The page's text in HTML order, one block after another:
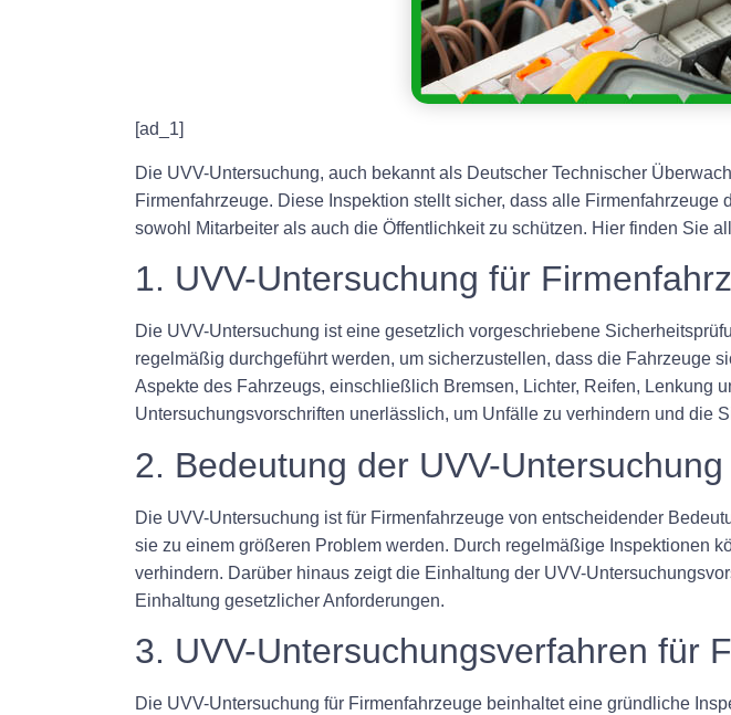
[ad_1]
Die UVV-Untersuchung, auch bekannt als Deutscher Technischer
Firmenfahrzeuge. Diese Inspektion stellt sicher, dass alle
sowohl Mitarbeiter als auch die Öffentlichkeit zu schützen. Hier finden Sie
1. UVV-Untersuchung für
Die UVV-Untersuchung ist eine gesetzlich vorgeschriebene
regelmäßig durchgeführt werden, um sicherzustellen, dass die Fahrzeuge
Aspekte des Fahrzeugs, einschließlich Bremsen, Lichter, Reifen, Lenkung
Untersuchungsvorschriften unerlässlich, um Unfälle zu verhindern und die
2. Bedeutung der UVV-
Die UVV-Untersuchung ist für Firmenfahrzeuge von entscheidender
sie zu einem größeren Problem werden. Durch regelmäßige Inspektionen
verhindern. Darüber hinaus zeigt die Einhaltung der UVV-
Einhaltung gesetzlicher Anforderungen.
3. UVV-Untersuchungsverfahren für
Die UVV-Untersuchung für Firmenfahrzeuge beinhaltet eine gründliche